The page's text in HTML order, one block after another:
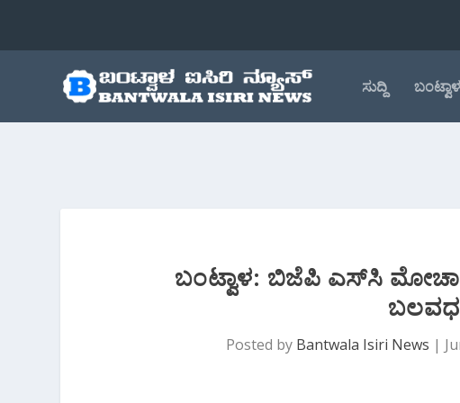
ಸುದ್ದಿ ಬಂಟ್ವಾಳ
ಬಂಟ್ವಾಳ: ಬಿಜೆಪಿ ಎಸ್‌ಸಿ
Posted by Bantwala Isiri News |